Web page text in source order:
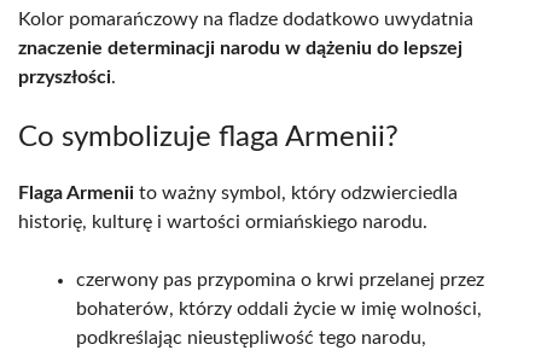
Kolor pomarańczowy na fladze dodatkowo uwydatnia
znaczenie determinacji narodu w dążeniu do lepszej
przyszłości.
Co symbolizuje flaga Armenii?
Flaga Armenii to ważny symbol, który odzwierciedla
historię, kulturę i wartości ormiańskiego narodu.
czerwony pas przypomina o krwi przelanej przez
bohaterów, którzy oddali życie w imię wolności,
podkreślając nieustępliwość tego narodu,